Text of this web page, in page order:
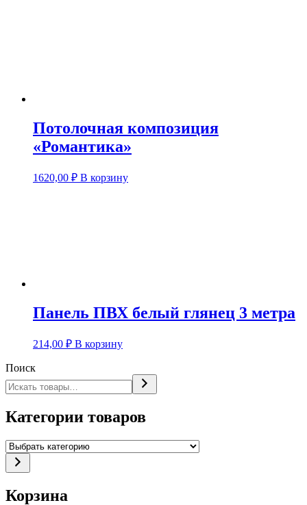
Потолочная композиция
«Романтика»
1620,00 ₽ В корзину
Панель ПВХ белый глянец 3 метра
214,00 ₽ В корзину
Поиск
Категории товаров
Выбрать
категорию
Корзина